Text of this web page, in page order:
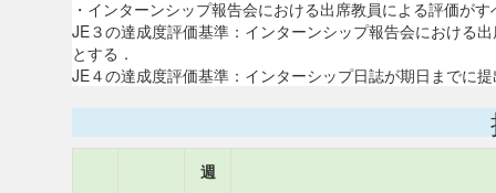
・インターンシップ報告会における出席教員による評価が
JE３の達成度評価基準：インターンシップ報告会における
とする．
JE４の達成度評価基準：インターシップ日誌が期日までに
週